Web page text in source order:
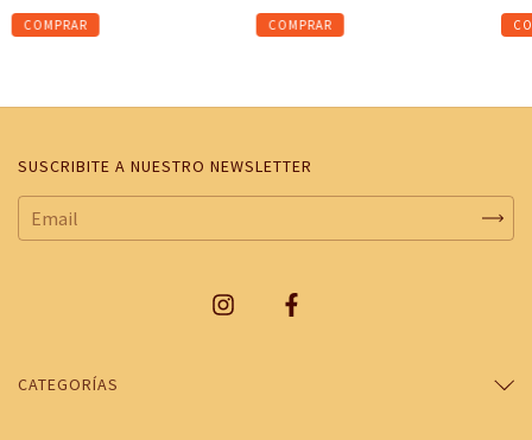
SUSCRIBITE A NUESTRO NEWSLETTER
CATEGORÍAS